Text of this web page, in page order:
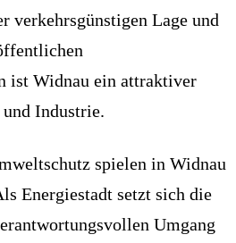
Lage und
ist Widnau ein attraktiver
Industrie.
spielen in Widnau
Energiestadt setzt sich die
Umgang